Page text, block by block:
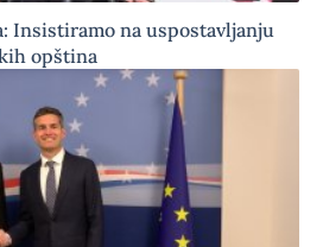
Insistiramo na uspostavljanju
opština